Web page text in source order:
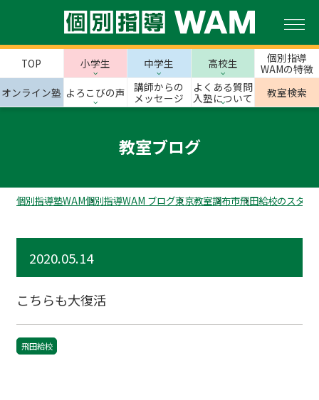
TOP 小学生 中学生 高校生
個別指導
WAMの特徴
オンライン塾 よろこびの声
講師からの
メッセージ
よくある質問
入塾について
教室検索
教室ブログ
個別指導塾WAM個別指導WAM ブログ東京教室調布市飛田給校のスタッ
2020.05.14
こちらも大復活
飛田給校